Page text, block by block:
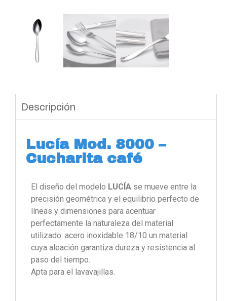
Descripción
Lucía Mod. 8000 –
Cucharita café
El diseño del modelo LUCÍA se mueve entre la
precisión geométrica y el equilibrio perfecto de
líneas y dimensiones para acentuar
perfectamente la naturaleza del material
utilizado: acero inoxidable 18/10 un material
cuya aleación garantiza dureza y resistencia al
paso del tiempo.
Apta para el lavavajillas.